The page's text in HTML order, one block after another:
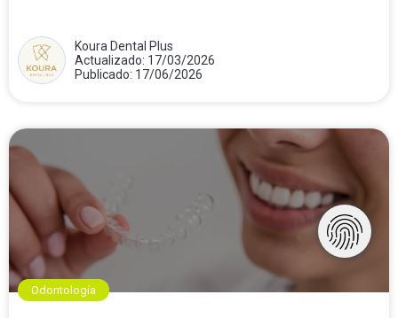
Koura Dental Plus
Actualizado: 17/03/2026
Publicado: 17/06/2026
Odontología